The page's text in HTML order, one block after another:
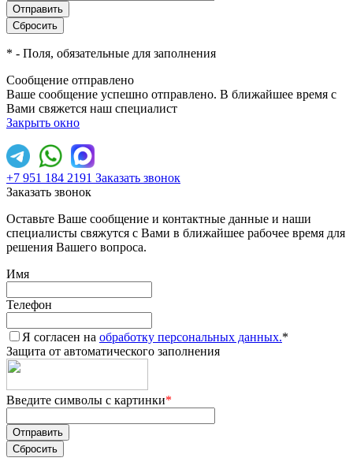
* - Поля, обязательные для заполнения
Сообщение отправлено
Ваше сообщение успешно отправлено. В ближайшее время с
Вами свяжется наш специалист
Закрыть окно
+7 951 184 2191 Заказать звонок
Заказать звонок
Оставьте Ваше сообщение и контактные данные и наши
специалисты свяжутся с Вами в ближайшее рабочее время для
решения Вашего вопроса.
Имя
Телефон
Я согласен на обработку персональных данных.*
Защита от автоматического заполнения
Введите символы с картинки*